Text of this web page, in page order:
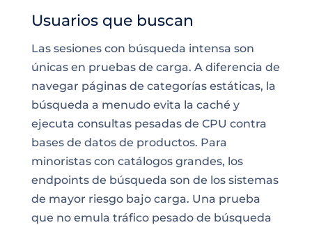
Usuarios que buscan
Las sesiones con búsqueda intensa son
únicas en pruebas de carga. A diferencia de
navegar páginas de categorías estáticas, la
búsqueda a menudo evita la caché y
ejecuta consultas pesadas de CPU contra
bases de datos de productos. Para
minoristas con catálogos grandes, los
endpoints de búsqueda son de los sistemas
de mayor riesgo bajo carga. Una prueba
que no emula tráfico pesado de búsqueda